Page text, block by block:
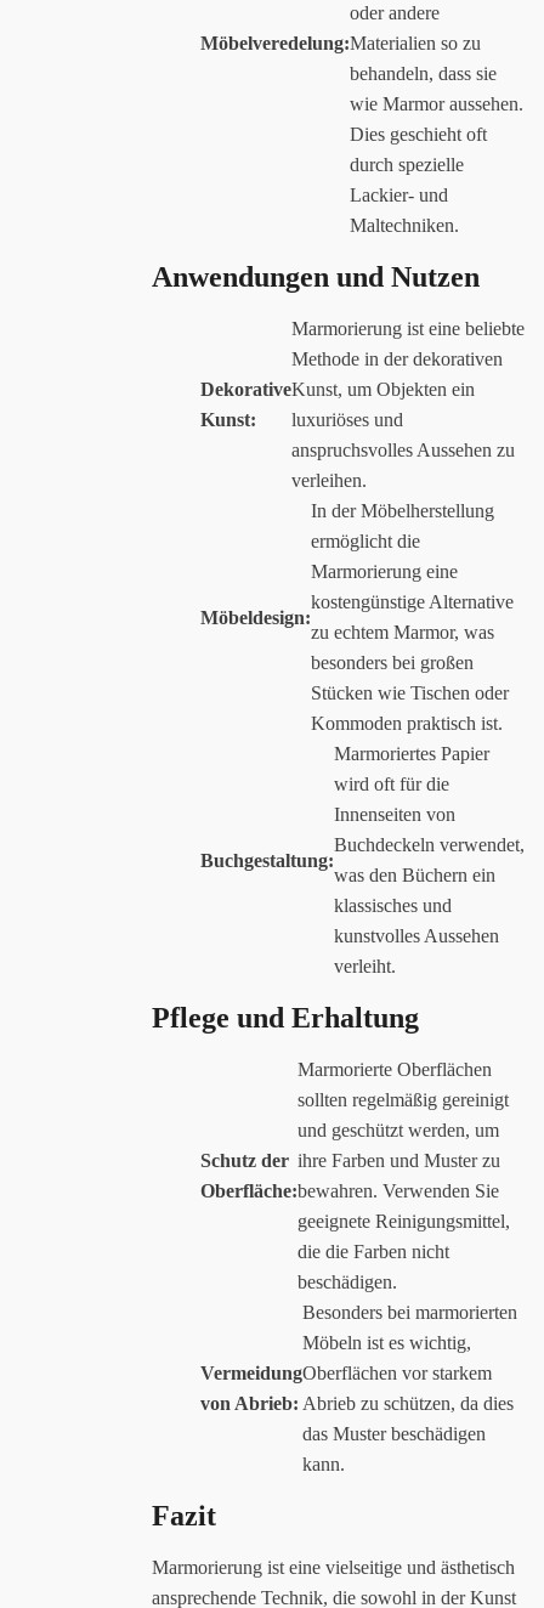
Möbelveredelung:
oder andere
Materialien so zu
behandeln, dass sie
wie Marmor aussehen.
Dies geschieht oft
durch spezielle
Lackier- und
Maltechniken.
Anwendungen und Nutzen
Dekorative
Kunst:
Marmorierung ist eine beliebte
Methode in der dekorativen
Kunst, um Objekten ein
luxuriöses und
anspruchsvolles Aussehen zu
verleihen.
Möbeldesign:
In der Möbelherstellung
ermöglicht die
Marmorierung eine
kostengünstige Alternative
zu echtem Marmor, was
besonders bei großen
Stücken wie Tischen oder
Kommoden praktisch ist.
Buchgestaltung:
Marmoriertes Papier
wird oft für die
Innenseiten von
Buchdeckeln verwendet,
was den Büchern ein
klassisches und
kunstvolles Aussehen
verleiht.
Pflege und Erhaltung
Schutz der
Oberfläche:
Marmorierte Oberflächen
sollten regelmäßig gereinigt
und geschützt werden, um
ihre Farben und Muster zu
bewahren. Verwenden Sie
geeignete Reinigungsmittel,
die die Farben nicht
beschädigen.
Vermeidung
von Abrieb:
Besonders bei marmorierten
Möbeln ist es wichtig,
Oberflächen vor starkem
Abrieb zu schützen, da dies
das Muster beschädigen
kann.
Fazit
Marmorierung ist eine vielseitige und ästhetisch
ansprechende Technik, die sowohl in der Kunst